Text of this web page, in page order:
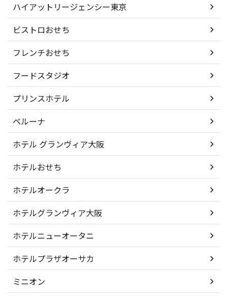
ハイアットリージェンシー東京
ビストロおせち
フレンチおせち
フードスタジオ
プリンスホテル
ベルーナ
ホテル グランヴィア大阪
ホテルおせち
ホテルオークラ
ホテルグランヴィア大阪
ホテルニューオータニ
ホテルプラザオーサカ
ミニオン